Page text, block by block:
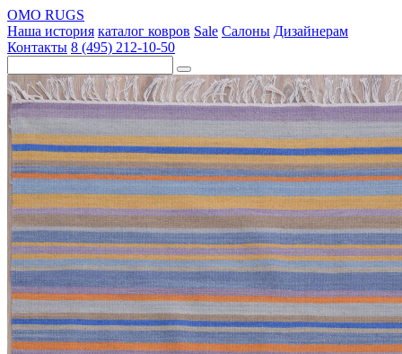
OMO RUGS
Наша история каталог ковров Sale Салоны Дизайнерам
Контакты 8 (495) 212-10-50